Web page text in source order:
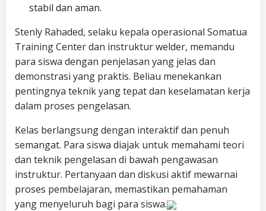
stabil dan aman.
Stenly Rahaded, selaku kepala operasional Somatua
Training Center dan instruktur welder, memandu
para siswa dengan penjelasan yang jelas dan
demonstrasi yang praktis. Beliau menekankan
pentingnya teknik yang tepat dan keselamatan kerja
dalam proses pengelasan.
Kelas berlangsung dengan interaktif dan penuh
semangat. Para siswa diajak untuk memahami teori
dan teknik pengelasan di bawah pengawasan
instruktur. Pertanyaan dan diskusi aktif mewarnai
proses pembelajaran, memastikan pemahaman
yang menyeluruh bagi para siswa.